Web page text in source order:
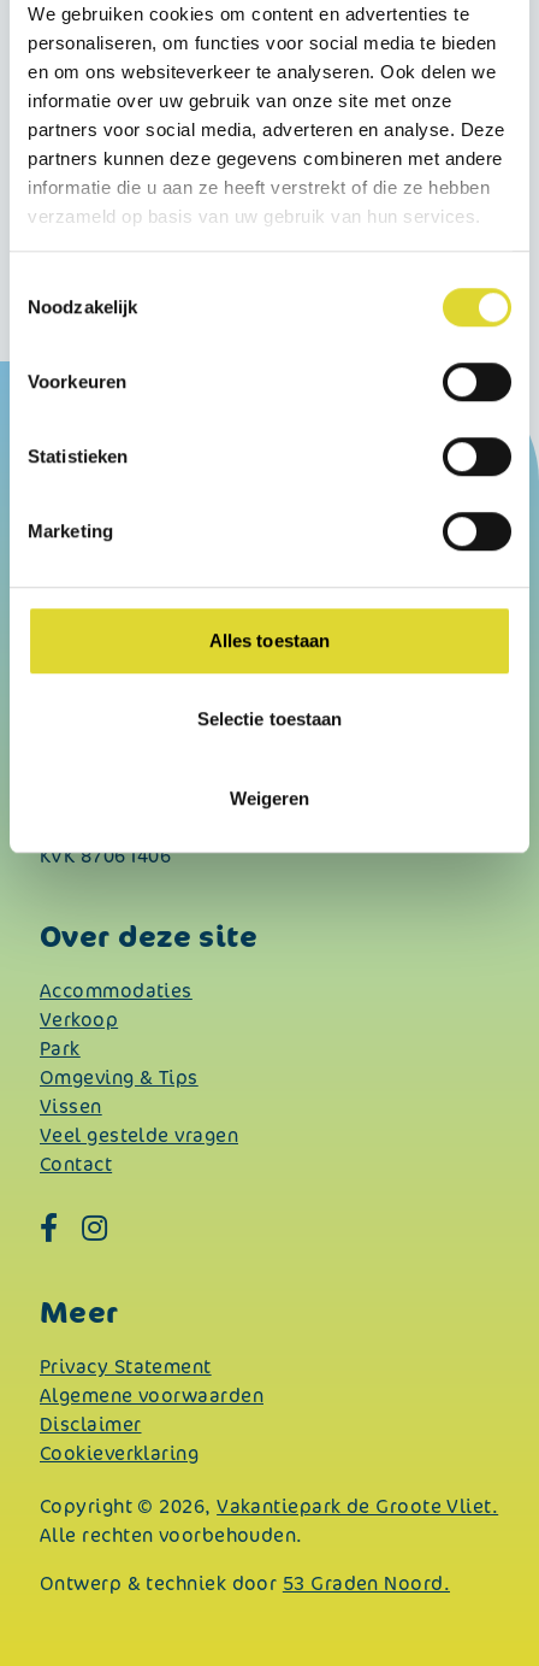
We gebruiken cookies om content en advertenties te
personaliseren, om functies voor social media te bieden
en om ons websiteverkeer te analyseren. Ook delen we
informatie over uw gebruik van onze site met onze
partners voor social media, adverteren en analyse. Deze
partners kunnen deze gegevens combineren met andere
informatie die u aan ze heeft verstrekt of die ze hebben
verzameld op basis van uw gebruik van hun services.
Noodzakelijk
Voorkeuren
Statistieken
Marketing
Alles toestaan
Selectie toestaan
Weigeren
Volg ons op deSocials
Bekijk op Instagram
Vakantiepark “De Groote Vliet”
info@vakantieparkdegrootevliet.nl
KVK 87061406
Over deze site
Accommodaties
Verkoop
Park
Omgeving & Tips
Vissen
Veel gestelde vragen
Contact
Meer
Privacy Statement
Algemene voorwaarden
Disclaimer
Cookieverklaring
Copyright © 2026,Vakantiepark de Groote Vliet.
Alle rechten voorbehouden.
Ontwerp & techniek door 53 Graden Noord.